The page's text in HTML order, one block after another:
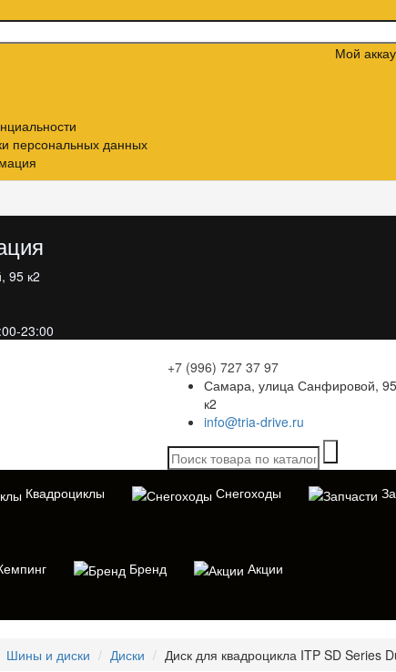
персональных данных
Мой
95 к2
23:00
+7 (996) 727 37 97
Самара, улица Санфировой, 95
к2
info@tria-drive.ru
Квадроциклы Снегоходы
Бренд Акции
Шины и диски Диски Диск для квадроцикла ITP SD Series